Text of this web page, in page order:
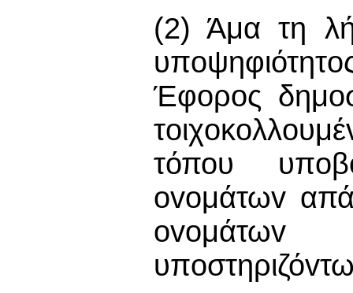
(2) Άμα τη
Έφορος
τόπου
ovoμάτωv
ovoμάτωv